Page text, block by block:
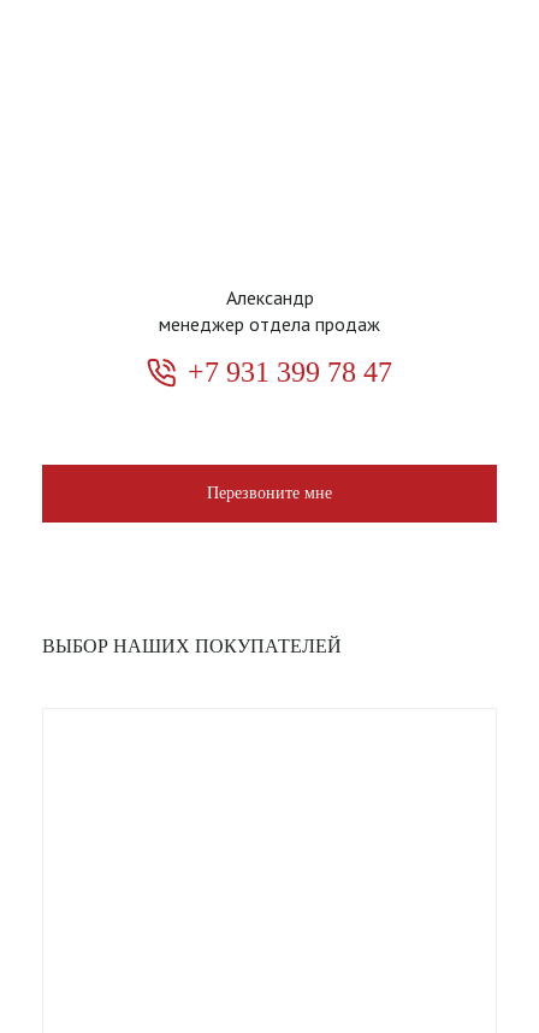
Александр
менеджер отдела продаж
+7 931 399 78 47
Перезвоните мне
ВЫБОР НАШИХ ПОКУПАТЕЛЕЙ